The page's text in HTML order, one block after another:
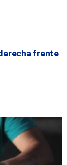
frente